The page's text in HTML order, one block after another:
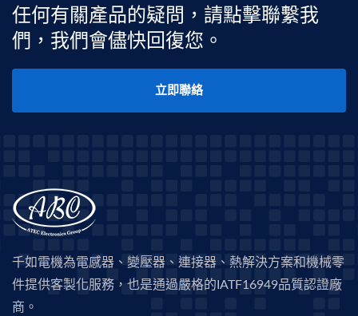
任何有關產品的疑問，請點擊聯繫我
們，我們會儘快回復您。
立即聯絡
千如電機為電感器、變壓器、連接器、熱解決方案和機械零
件提供客製化服務，也是通過嚴格的IATF16949品質認證廠
商。